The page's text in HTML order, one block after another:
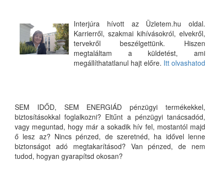
Interjúra hívott az Üzletem.hu oldal.
Karrierről, szakmai kihívásokról, elvekről,
tervekről beszélgettünk. Hiszen
megtaláltam a küldetést, ami
megállíthatatlanul hajt előre. Itt olvashatod
SEM IDŐD, SEM ENERGIÁD pénzügyi termékekkel,
biztosításokkal foglalkozni? Eltűnt a pénzügyi tanácsadód,
vagy meguntad, hogy már a sokadik hív fel, mostantól majd
ő lesz az? Nincs pénzed, de szeretnéd, ha idővel lenne
biztonságot adó megtakarításod? Van pénzed, de nem
tudod, hogyan gyarapítsd okosan?